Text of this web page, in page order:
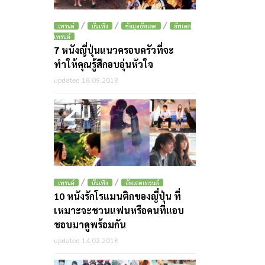
เทรนด์ / บันเทิง / ข้อมูลอัพเดต /
อัพเดต
เทรนด์
7 หนังญี่ปุ่นแนวครอบครัวที่จะ
ทำให้คุณรู้สึกอบอุ่นหัวใจ
updated 18.09.2018
2
เทรนด์ / บันเทิง / อัพเดตเทรนด์
10 หนังรักโรแมนติกของญี่ปุ่น ที่
เหมาะจะชวนแฟนหรือคนที่แอบ
ชอบมาดูพร้อมกัน
updated 14.02.2018